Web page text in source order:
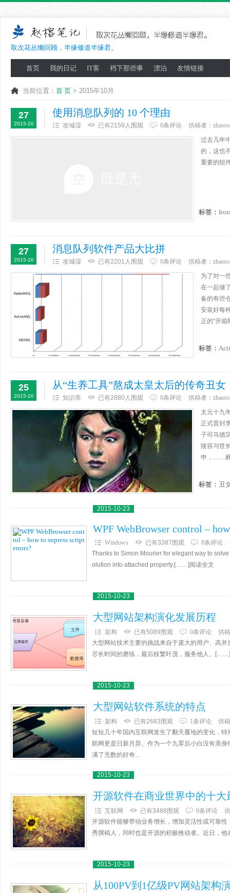
取次花丛懒回顾，半缘修道半缘君。
首页 我的日记 IT客 裆下那些事 漂泊 友情链接
当前位置： 首 页 > 2015年10月
27
2015-10
使用消息队列的 10 个理由
攻城湿 已有2159人围观 0条评论 供稿者：
过去几年
的，这也
重要的组
标签：
27
2015-10
消息队列软件产品大比拼
攻城湿 已有2201人围观 0条评论 供稿者：
为了对一
在一起做
备的有些
安装好每
正的“开
标签：
25
2015-10
从“生养工具”熬成太皇太后的传奇丑女
知识库 已有2880人围观 0条评论 供稿者：
太元十九
正式晋封
子司马德
陵容与世
申，……葬
标签： 丑
2015-10-23
WPF WebBrowser control –
Windows 已有3387围观 0条评论
Thanks to Simon Mourier for elegant way to
olution into attached property.[……]阅读全文
2015-10-23
大型网站架构演化发展历程
架构 已有5089围观 0条评论
供
大型网站技术主要的挑战来自于庞大的用户、高
尽长时间的磨练，最后枝繁叶茂，服务他人。
2015-10-23
大型网站软件系统的特点
架构 已有2683围观 1条评论
供
短短几十年国内互联网发生了翻天覆地的变化，
联网更是日新月异。作为一个九零后小白没有亲
满了无数的好奇...
2015-10-23
开源软件在商业世界中的十大
互联网 已有3488围观 0条评论
开源软件能够带动业务增长，增加灵活性或可靠
秀撰稿人，同时也是开源的积极推动者。近日，
2015-10-23
从100PV到1亿级PV网站架构